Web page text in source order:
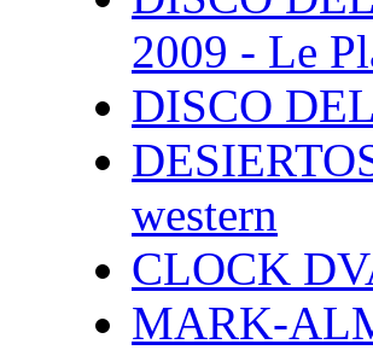
2009 - Le
DISCO
western
CLOCK
MARK-